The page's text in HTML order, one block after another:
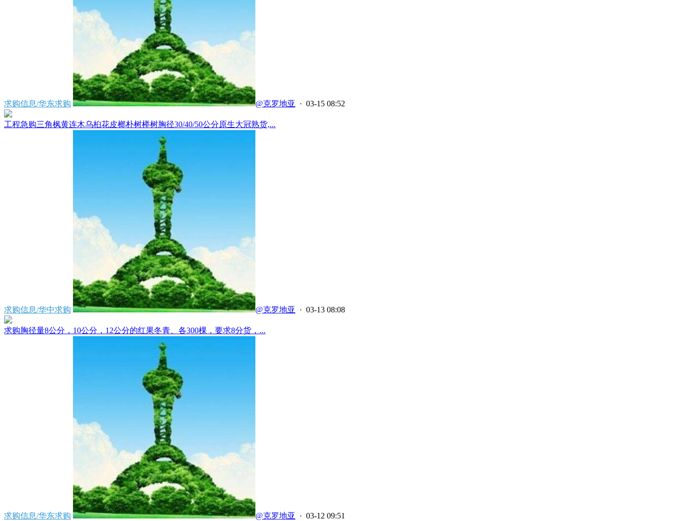
求购信息/华东求购 @克罗地亚 · 03-15 08:52
工程急购三角枫黄连木乌桕花皮榔朴树榉树胸径30/40/50公分原生大冠熟货,...
求购信息/华中求购 @克罗地亚 · 03-13 08:08
求购胸径量8公分，10公分，12公分的红果冬青、各300棵，要求8分货，...
求购信息/华东求购 @克罗地亚 · 03-12 09:51